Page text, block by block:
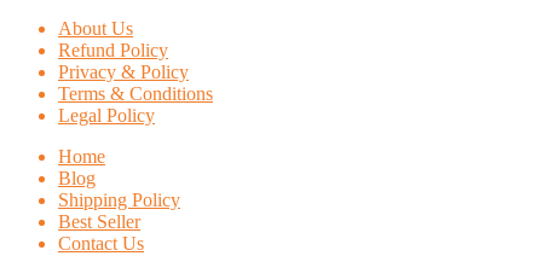
About Us
Refund Policy
Privacy & Policy
Terms & Conditions
Legal Policy
Home
Blog
Shipping Policy
Best Seller
Contact Us